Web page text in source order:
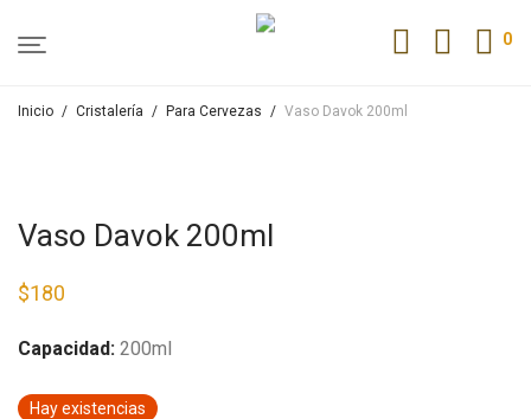
0
Inicio / Cristalería / Para Cervezas / Vaso Davok 200ml
Vaso Davok 200ml
$180
Capacidad: 200ml
Hay existencias